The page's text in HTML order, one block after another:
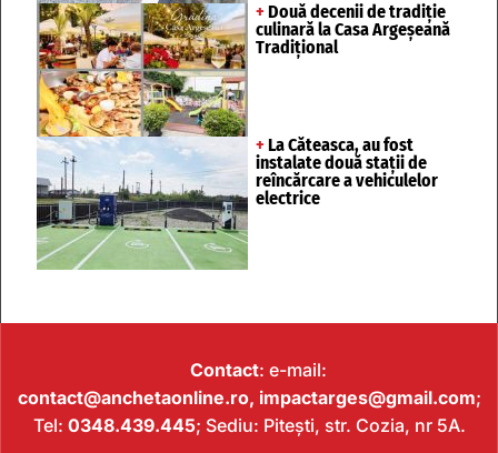
+ Două decenii de tradiție
culinară la Casa Argeșeană
Tradițional
+ La Căteasca, au fost
instalate două stații de
reîncărcare a vehiculelor
electrice
Contact: e-mail:
contact@anchetaonline.ro, impactarges@gmail.com;
Tel: 0348.439.445; Sediu: Pitești, str. Cozia, nr 5A.